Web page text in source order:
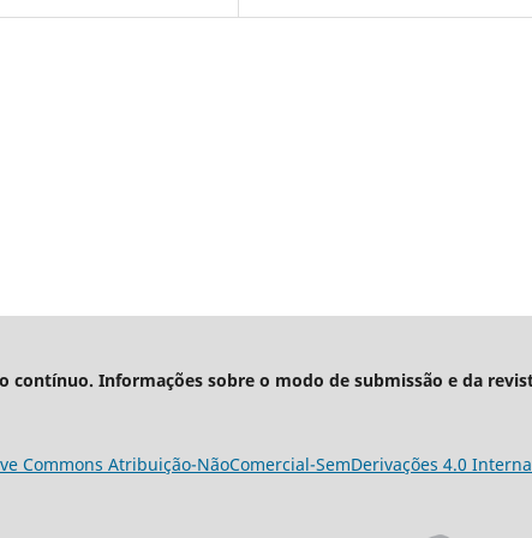
contínuo. Informações sobre o modo de submissão e da
Commons Atribuição-NãoComercial-SemDerivações 4.0